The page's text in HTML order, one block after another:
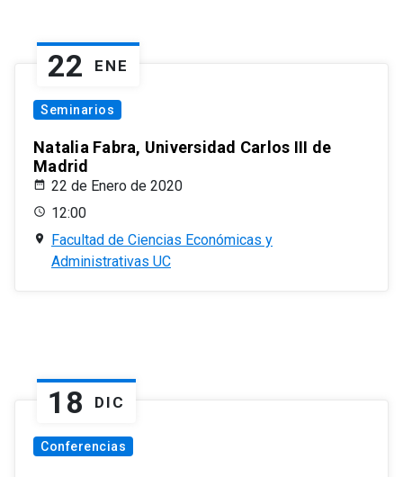
22 ENE
Seminarios
Natalia Fabra, Universidad Carlos III de
Madrid
22 de Enero de 2020
12:00
Facultad de Ciencias Económicas y
Administrativas UC
18 DIC
Conferencias